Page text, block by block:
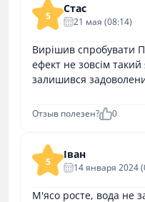
5
Стас
21 мая (08:14)
Вирішив спробувати
ефект не зовсім
залишився
Отзыв полезен? 0
5
Іван
14 января 2024
М'ясо росте, вода не